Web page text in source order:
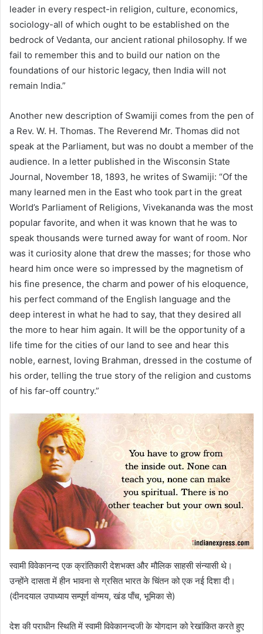
leader in every respect-in religion, culture, economics,
sociology-all of which ought to be established on the
bedrock of Vedanta, our ancient rational philosophy. If we
fail to remember this and to build our nation on the
foundations of our historic legacy, then India will not
remain India.”
Another new description of Swamiji comes from the pen of
a Rev. W. H. Thomas. The Reverend Mr. Thomas did not
speak at the Parliament, but was no doubt a member of the
audience. In a letter published in the Wisconsin State
Journal, November 18, 1893, he writes of Swamiji: “Of the
many learned men in the East who took part in the great
World’s Parliament of Religions, Vivekananda was the most
popular favorite, and when it was known that he was to
speak thousands were turned away for want of room. Nor
was it curiosity alone that drew the masses; for those who
heard him once were so impressed by the magnetism of
his fine presence, the charm and power of his eloquence,
his perfect command of the English language and the
deep interest in what he had to say, that they desired all
the more to hear him again. It will be the opportunity of a
life time for the cities of our land to see and hear this
noble, earnest, loving Brahman, dressed in the costume of
his order, telling the true story of the religion and customs
of his far-off country.”
स्वामी विवेकानन्द एक क्रांतिकारी देशभक्त और मौलिक साहसी संन्यासी थे।
उन्होंने दासता में हीन भावना से ग्रसित भारत के चिंतन को एक नई दिशा दी।
(दीनदयाल उपाध्याय सम्पूर्ण वांग्मय, खंड पाँच, भूमिका से)
देश की पराधीन स्थिति में स्वामी विवेकानन्दजी के योगदान को रेखांकित करते हुए